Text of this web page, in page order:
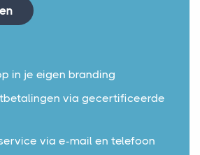
in je eigen branding
via gecertificeerde
via e-mail en telefoon